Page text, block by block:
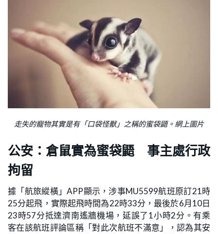
走失的寵物其實是有「口袋怪獸」之稱的蜜袋鼯。網上圖片
公安：倉鼠實為蜜袋鼯 事主處行政
拘留
據「航旅縱橫」APP顯示，涉事MU5599航班原訂21時
25分起飛，實際起飛時間為22時33分，最後於6月10日
23時57分抵達濟南遙牆機場，延誤了1小時2分。有乘
客在該航班評論區稱「對此次航班不滿意」，認為其安